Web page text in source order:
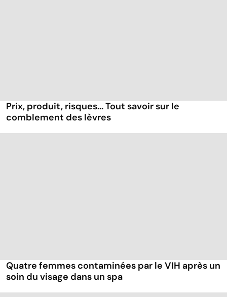
Prix, produit, risques... Tout savoir sur le
comblement des lèvres
Quatre femmes contaminées par le VIH après un
soin du visage dans un spa